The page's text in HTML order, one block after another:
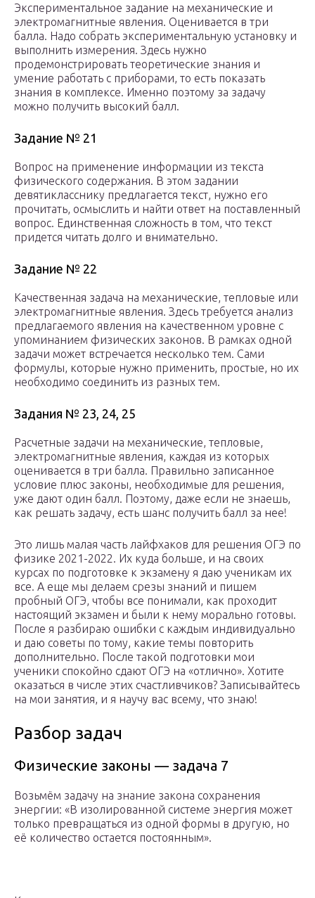
Экспериментальное задание на механические и
электромагнитные явления. Оценивается в три
балла. Надо собрать экспериментальную установку и
выполнить измерения. Здесь нужно
продемонстрировать теоретические знания и
умение работать с приборами, то есть показать
знания в комплексе. Именно поэтому за задачу
можно получить высокий балл.
Задание № 21
Вопрос на применение информации из текста
физического содержания. В этом задании
девятикласснику предлагается текст, нужно его
прочитать, осмыслить и найти ответ на поставленный
вопрос. Единственная сложность в том, что текст
придется читать долго и внимательно.
Задание № 22
Качественная задача на механические, тепловые или
электромагнитные явления. Здесь требуется анализ
предлагаемого явления на качественном уровне с
упоминанием физических законов. В рамках одной
задачи может встречается несколько тем. Сами
формулы, которые нужно применить, простые, но их
необходимо соединить из разных тем.
Задания № 23, 24, 25
Расчетные задачи на механические, тепловые,
электромагнитные явления, каждая из которых
оценивается в три балла. Правильно записанное
условие плюс законы, необходимые для решения,
уже дают один балл. Поэтому, даже если не знаешь,
как решать задачу, есть шанс получить балл за нее!
Это лишь малая часть лайфхаков для решения ОГЭ по
физике 2021-2022. Их куда больше, и на своих
курсах по подготовке к экзамену я даю ученикам их
все. А еще мы делаем срезы знаний и пишем
пробный ОГЭ, чтобы все понимали, как проходит
настоящий экзамен и были к нему морально готовы.
После я разбираю ошибки с каждым индивидуально
и даю советы по тому, какие темы повторить
дополнительно. После такой подготовки мои
ученики спокойно сдают ОГЭ на «отлично». Хотите
оказаться в числе этих счастливчиков? Записывайтесь
на мои занятия, и я научу вас всему, что знаю!
Разбор задач
Физические законы — задача 7
Возьмём задачу на знание закона сохранения
энергии: «В изолированной системе энергия может
только превращаться из одной формы в другую, но
её количество остается постоянным».